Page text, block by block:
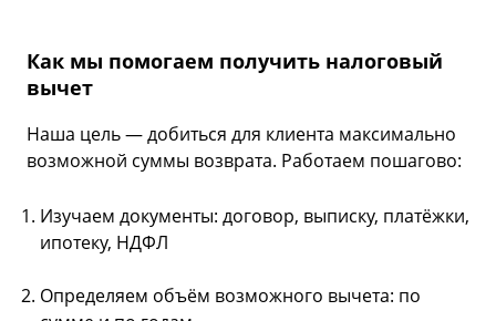
Как мы помогаем получить налоговый
вычет
Наша цель — добиться для клиента максимально
возможной суммы возврата. Работаем пошагово:
Изучаем документы: договор, выписку, платёжки,
ипотеку, НДФЛ
Определяем объём возможного вычета: по